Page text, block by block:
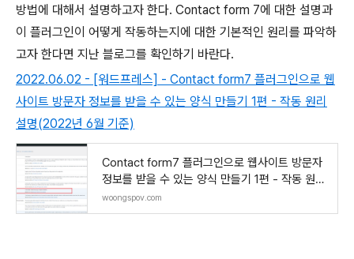
방법에 대해서 설명하고자 한다. Contact form 7에 대한 설명과
이 플러그인이 어떻게 작동하는지에 대한 기본적인 원리를 파악하
고자 한다면 지난 블로그를 확인하기 바란다.
2022.06.02 - [워드프레스] - Contact form7 플러그인으로 웹
사이트 방문자 정보를 받을 수 있는 양식 만들기 1편 - 작동 원리
설명(2022년 6월 기준)
Contact form7 플러그인으로 웹사이트 방문자
정보를 받을 수 있는 양식 만들기 1편 - 작동 원리
설명
woongspov.com